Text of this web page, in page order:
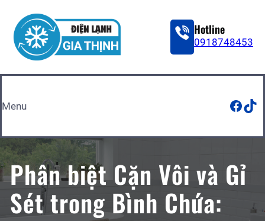
content
Hotline
0918748453
Menu
Phân biệt Cặn Vôi và Gỉ
Sét trong Bình Chứa: